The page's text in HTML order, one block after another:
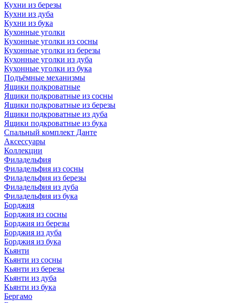
Кухни из березы
Кухни из дуба
Кухни из бука
Кухонные уголки
Кухонные уголки из сосны
Кухонные уголки из березы
Кухонные уголки из дуба
Кухонные уголки из бука
Подъёмные механизмы
Ящики подкроватные
Ящики подкроватные из сосны
Ящики подкроватные из березы
Ящики подкроватные из дуба
Ящики подкроватные из бука
Спальный комплект Данте
Аксессуары
Коллекции
Филадельфия
Филадельфия из сосны
Филадельфия из березы
Филадельфия из дуба
Филадельфия из бука
Борджия
Борджия из сосны
Борджия из березы
Борджия из дуба
Борджия из бука
Кьянти
Кьянти из сосны
Кьянти из березы
Кьянти из дуба
Кьянти из бука
Бергамо